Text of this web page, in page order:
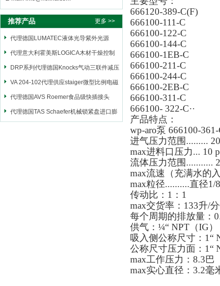
推荐产品 更多 >>
代理德国LUMATEC液体光导紫外光源
代理意大利霍美斯LOGICA木材干燥控制
仪
DRP系列代理德国Knocks气动三联件减压
阀
VA 204-102代理供应staiger微型比例电磁
阀
代理德国AVS Roemer食品级快插接头
代理德国TAS Schaefer机械锁紧盘进口膨
666120-389-C(F)
666100-111-C
666100-122-C
666100-144-C
666100-1EB-C
666100-211-C
666100-244-C
666100-2EB-C
666100-311-C
666100- 322-C··
产品特点：
wp-aro泵 666100-
进气压力范围.........
max进料口压力... 10
流体压力范围...........
max流速（充满水的
max粒径..........直径1/
传动比：1：1
max交货率：133升/
每个周期的排放量：
供气：¼“ NPT（IG）
吸入侧公称尺寸：1“
公称尺寸压力面：1“
max工作压力：8.3巴
max实心直径：3.2毫